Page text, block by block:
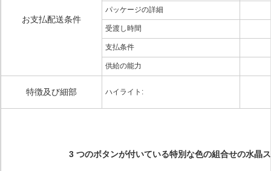
お支払配送条件
パッケージの詳細
受渡し時間
支払条件
供給の能力
特徴及び細部 ハイライト:
3 つのボタンが付いている特別な色の組合せの水晶